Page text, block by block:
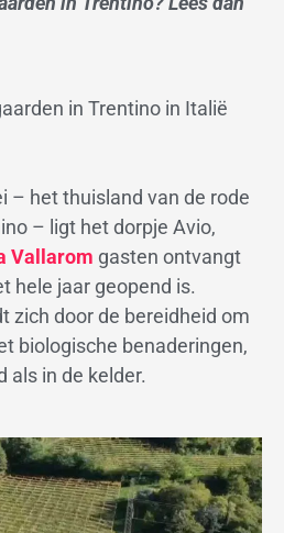
in Trentino in Italië
– het thuisland van de rode
– ligt het dorpje Avio,
Vallarom gasten ontvangt
hele jaar geopend is.
zich door de bereidheid om
biologische benaderingen,
als in de kelder.